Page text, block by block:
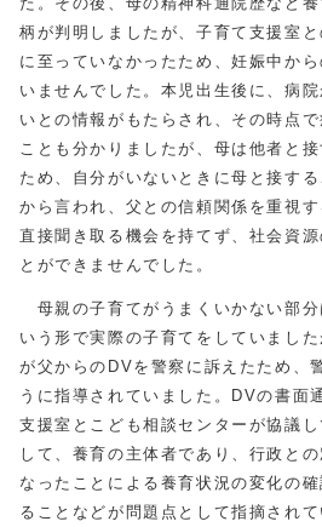
柄が判明しましたが、子育て支援室
に至っていなかったため、妊娠中か
いませんでした。本児出生後に、病
いとの情報がもたらされ、その時点
ことも分かりましたが、母は他者と
ため、自分がいないときに母と接す
から言われ、父との信頼関係を重視
直接聞き取る機会を持てず、社会資
とができませんでした。
母親の子育てがうまくいかない部分
いう形で実際の子育てをしていまし
が父からのDVを警察に訴えたため、
うに指導されていました。DVの書面
支援室とこども相談センターが協議
して、養育の主体者であり、行政と
なったことによる養育状況の変化の
ることなどが問題点として指摘されて